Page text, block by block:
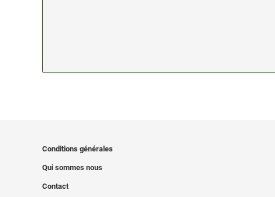
Conditions générales
Qui sommes nous
Contact